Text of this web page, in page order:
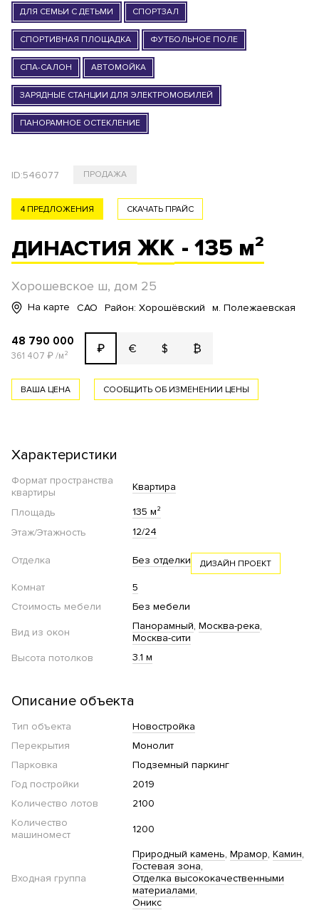
ДЛЯ СЕМЬИ С ДЕТЬМИ СПОРТЗАЛ
СПОРТИВНАЯ ПЛОЩАДКА ФУТБОЛЬНОЕ ПОЛЕ
СПА-САЛОН АВТОМОЙКА
ЗАРЯДНЫЕ СТАНЦИИ ДЛЯ ЭЛЕКТРОМОБИЛЕЙ
ПАНОРАМНОЕ ОСТЕКЛЕНИЕ
ID:546077 ПРОДАЖА
СКАЧАТЬ ПРАЙС
4 ПРЕДЛОЖЕНИЯ
ДИНАСТИЯ ЖК - 135 м²
Хорошевское ш, дом 25
На карте САО Район: Хорошёвский м. Полежаевская
48 790 000
361 407 ₽/м² ₽ € $ ₿
ВАША ЦЕНА СООБЩИТЬ ОБ ИЗМЕНЕНИИ ЦЕНЫ
Характеристики
Формат пространства
квартиры
Квартира
Площадь
135 м²
Этаж/Этажность
12/24
Отделка Без отделки ДИЗАЙН ПРОЕКТ
Комнат
5
Стоимость мебели
Без мебели
Вид из окон Панорамный Москва-река
Москва-сити
Высота потолков
3.1 м
Описание объекта
Тип объекта
Новостройка
Перекрытия
Монолит
Парковка
Подземный паркинг
Год постройки
2019
Количество лотов
2100
Количество
машиномест
1200
Входная группа
Природный камень Мрамор Камин
Гостевая зона
Отделка высококачественными
материалами
Оникс